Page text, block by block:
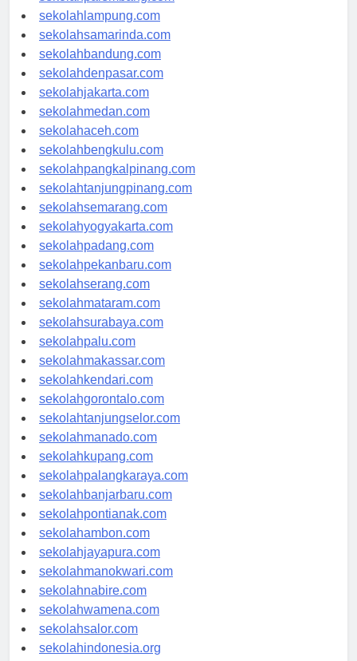
sekolahpalembang.com
sekolahlampung.com
sekolahsamarinda.com
sekolahbandung.com
sekolahdenpasar.com
sekolahjakarta.com
sekolahmedan.com
sekolahaceh.com
sekolahbengkulu.com
sekolahpangkalpinang.com
sekolahtanjungpinang.com
sekolahsemarang.com
sekolahyogyakarta.com
sekolahpadang.com
sekolahpekanbaru.com
sekolahserang.com
sekolahmataram.com
sekolahsurabaya.com
sekolahpalu.com
sekolahmakassar.com
sekolahkendari.com
sekolahgorontalo.com
sekolahtanjungselor.com
sekolahmanado.com
sekolahkupang.com
sekolahpalangkaraya.com
sekolahbanjarbaru.com
sekolahpontianak.com
sekolahambon.com
sekolahjayapura.com
sekolahmanokwari.com
sekolahnabire.com
sekolahwamena.com
sekolahsalor.com